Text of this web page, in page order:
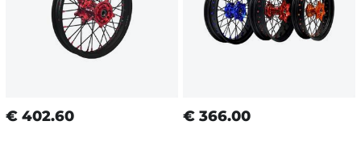
€ 402.60 € 366.00